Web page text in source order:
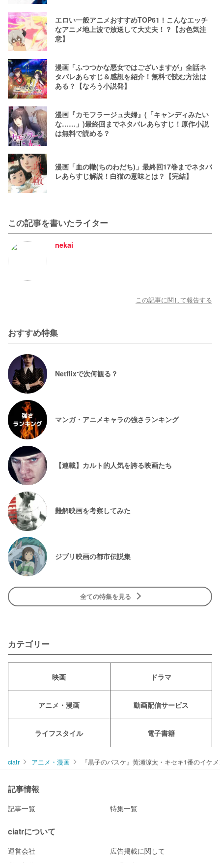
エロい一般アニメおすすめTOP61！こんなエッチ
なアニメ地上波で放送して大丈夫！？【お色気注
意】
漫画「ふつつかな悪女ではございますが」全話ネ
タバレあらすじ＆感想を紹介！無料で読む方法は
ある？【なろう小説発】
漫画『カモフラージュ夫婦』(「キャンディみたい
な……」)最終回までネタバレあらすじ！原作小説
は無料で読める？
漫画「血の轍(ちのわだち)」最終回17巻までネタバ
レあらすじ解説！白猫の意味とは？【完結】
この記事を書いたライター
nekai
この記事に関して報告する
おすすめ特集
Netflixで次何観る？
マンガ・アニメキャラの強さランキング
【連載】カルト的人気を誇る映画たち
難解映画を考察してみた
ジブリ映画の都市伝説集
全ての特集を見る
カテゴリー
映画 ドラマ
アニメ・漫画 動画配信サービス
ライフスタイル 電子書籍
ciatr アニメ・漫画 『黒子のバスケ』黄瀬涼太・キセキ1番のイケ
記事情報
記事一覧 特集一覧
ciatrについて
運営会社
広告掲載に関して